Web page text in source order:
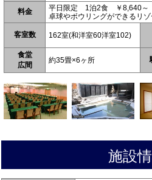
料金
平日限定 1泊2食 ￥8,640～
卓球やボウリングができるリ
客室数 162室(和洋室60洋室102)
食堂
広間
約35畳×6ヶ所
施設